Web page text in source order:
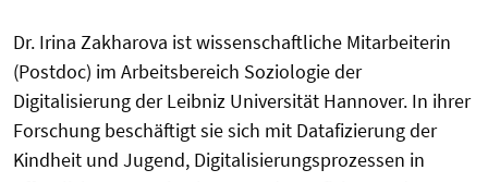
Dr. Irina Zakharova ist wissenschaftliche Mitarbeiterin
(Postdoc) im Arbeitsbereich Soziologie der
Digitalisierung der Leibniz Universität Hannover. In ihrer
Forschung beschäftigt sie sich mit Datafizierung der
Kindheit und Jugend, Digitalisierungsprozessen in